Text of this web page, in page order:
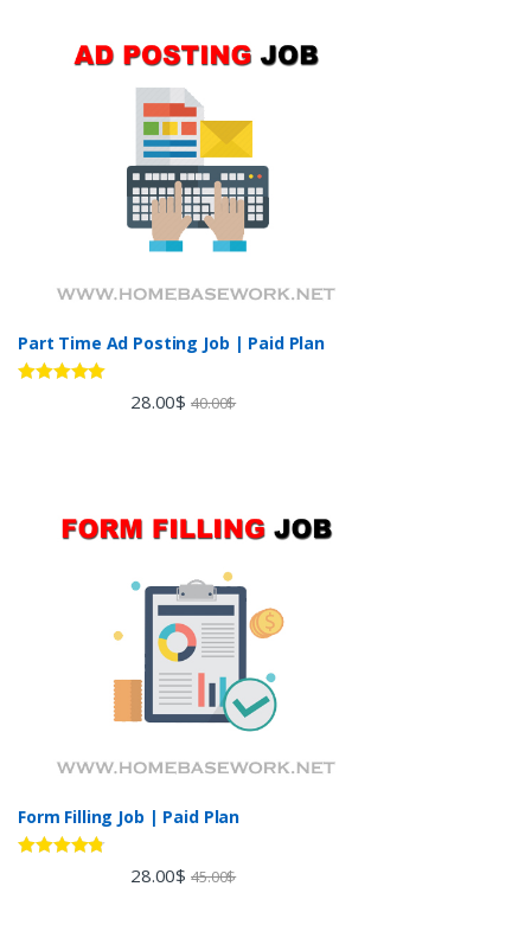
Part Time Ad Posting Job | Paid Plan
28.00$ 40.00$
Form Filling Job | Paid Plan
28.00$ 45.00$